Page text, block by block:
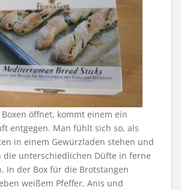
öffnet, kommt einem ein
entgegen. Man fühlt sich so, als
in einem Gewürzladen stehen und
die unterschiedlichen Düfte in ferne
In der Box für die Brotstangen
weißem Pfeffer, Anis und